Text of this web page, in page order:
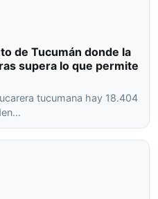
de Tucumán donde la
supera lo que permite
tucumana hay 18.404